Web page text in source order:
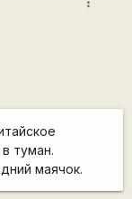
туман.
маячок.